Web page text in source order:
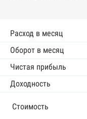
Расход в месяц
Оборот в месяц
Чистая прибыль
Доходность
Стоимость